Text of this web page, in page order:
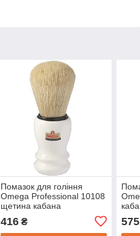
Помазок для гоління
Omega Professional 10108
щетина кабана
416₴ 575